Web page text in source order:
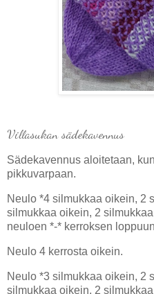
Villasukan sädekavennus
Sädekavennus aloitetaan,
pikkuvarpaan.
Neulo *4 silmukkaa oikein, 2
silmukkaa oikein, 2
neuloen *-* kerroksen
Neulo 4 kerrosta oikein.
Neulo *3 silmukkaa oikein, 2
silmukkaa oikein, 2